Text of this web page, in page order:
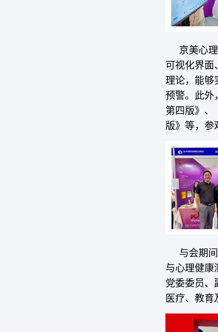
京美心
可视化界面
理论，能够
预警。此外
第四版》、
版》等，参
与会期
与心理健康
党委委员、
医疗、教